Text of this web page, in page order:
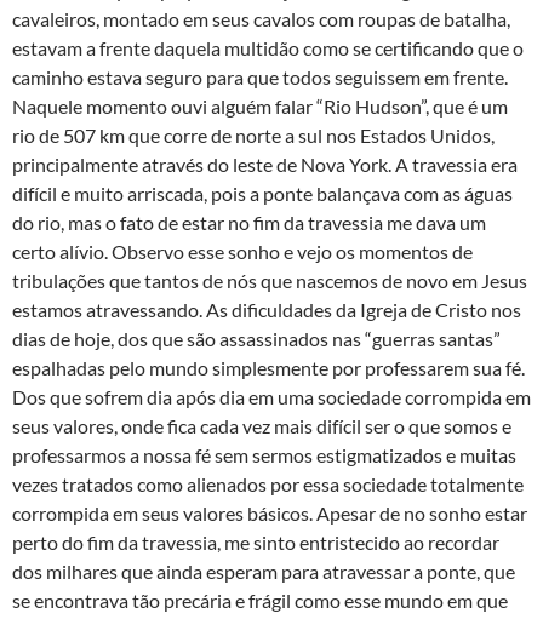
cavaleiros, montado em seus cavalos com roupas de batalha,
estavam a frente daquela multidão como se certificando que o
caminho estava seguro para que todos seguissem em frente.
Naquele momento ouvi alguém falar “Rio Hudson”, que é um
rio de 507 km que corre de norte a sul nos Estados Unidos,
principalmente através do leste de Nova York. A travessia era
difícil e muito arriscada, pois a ponte balançava com as águas
do rio, mas o fato de estar no fim da travessia me dava um
certo alívio. Observo esse sonho e vejo os momentos de
tribulações que tantos de nós que nascemos de novo em Jesus
estamos atravessando. As dificuldades da Igreja de Cristo nos
dias de hoje, dos que são assassinados nas “guerras santas”
espalhadas pelo mundo simplesmente por professarem sua fé.
Dos que sofrem dia após dia em uma sociedade corrompida em
seus valores, onde fica cada vez mais difícil ser o que somos e
professarmos a nossa fé sem sermos estigmatizados e muitas
vezes tratados como alienados por essa sociedade totalmente
corrompida em seus valores básicos. Apesar de no sonho estar
perto do fim da travessia, me sinto entristecido ao recordar
dos milhares que ainda esperam para atravessar a ponte, que
se encontrava tão precária e frágil como esse mundo em que